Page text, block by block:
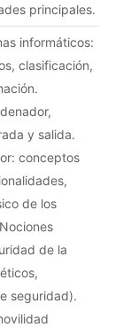
principales.
informáticos:
clasificación,
y salida.
conceptos
de los
de la
seguridad).